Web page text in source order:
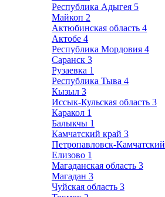
Республика Адыгея 5
Майкоп 2
Актюбинская область 4
Актобе 4
Республика Мордовия 4
Саранск 3
Рузаевка 1
Республика Тыва 4
Кызыл 3
Иссык-Кульская область 3
Каракол 1
Балыкчы 1
Камчатский край 3
Петропавловск-Камчатский
Елизово 1
Магаданская область 3
Магадан 3
Чуйская область 3